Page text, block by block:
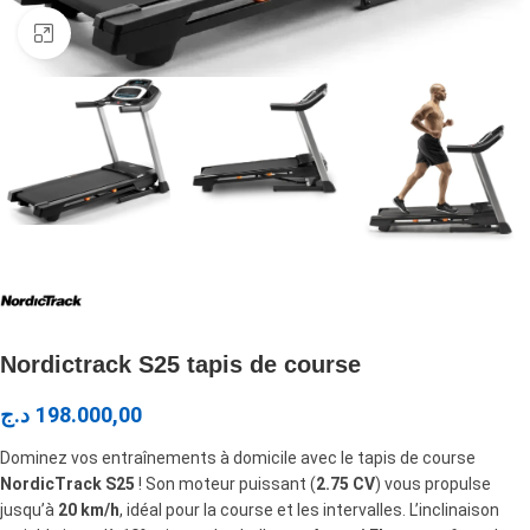
Click to enlarge
Nordictrack S25 tapis de course
198.000,00 د.ج
Dominez vos entraînements à domicile avec le tapis de course
NordicTrack S25 ! Son moteur puissant (2.75 CV) vous propulse
jusqu’à 20 km/h, idéal pour la course et les intervalles. L’inclinaison